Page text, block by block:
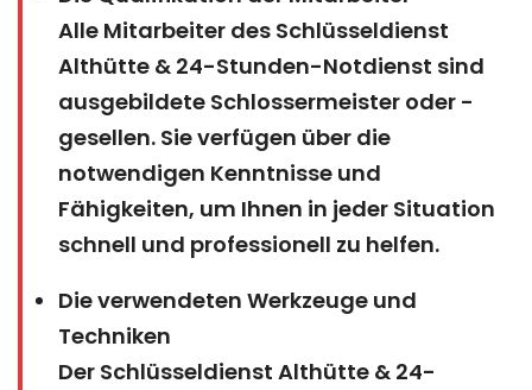
Alle Mitarbeiter des Schlüsseldienst
Althütte & 24-Stunden-Notdienst sind
ausgebildete Schlossermeister oder -
gesellen. Sie verfügen über die
notwendigen Kenntnisse und
Fähigkeiten, um Ihnen in jeder Situation
schnell und professionell zu helfen.
Die verwendeten Werkzeuge und
Techniken
Der Schlüsseldienst Althütte & 24-